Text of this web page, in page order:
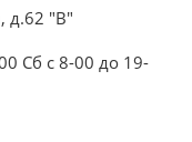
д.62 "В"
Сб с 8-00 до 19-